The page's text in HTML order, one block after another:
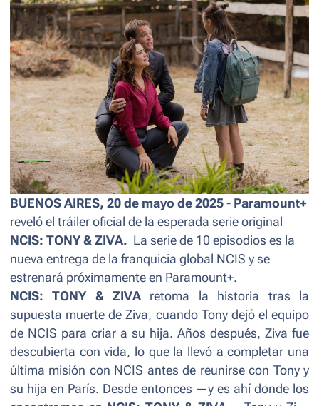
BUENOS AIRES, 20 de mayo de 2025 - Paramount+
reveló el tráiler oficial de la esperada serie original
NCIS: TONY & ZIVA. La serie de 10 episodios es la
nueva entrega de la franquicia global NCIS y se
estrenará próximamente en Paramount+.
NCIS: TONY & ZIVA retoma la historia tras la
supuesta muerte de Ziva, cuando Tony dejó el equipo
de NCIS para criar a su hija. Años después, Ziva fue
descubierta con vida, lo que la llevó a completar una
última misión con NCIS antes de reunirse con Tony y
su hija en París. Desde entonces —y es ahí donde los